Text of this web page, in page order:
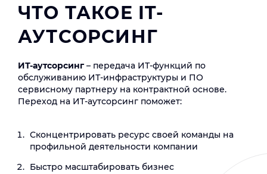
ЧТО ТАКОЕ IT-
АУТСОРСИНГ
ИТ-аутсорсинг – передача ИТ-функций по
обслуживанию ИТ-инфраструктуры и ПО
сервисному партнеру на контрактной основе.
Переход на ИТ-аутсорсинг поможет:
Сконцентрировать ресурс своей команды на
профильной деятельности компании
Быстро масштабировать бизнес